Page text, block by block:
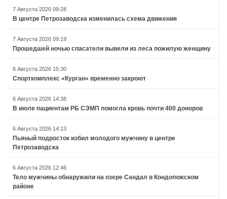
7 Августа 2026 09:28
В центре Петрозаводска изменилась схема движения
7 Августа 2026 09:19
Прошедшей ночью спасатели вывели из леса пожилую женщину
6 Августа 2026 15:30
Спорткомплекс «Курган» временно закроют
6 Августа 2026 14:38
В июле пациентам РБ СЭМП помогла кровь почти 400 доноров
6 Августа 2026 14:13
Пьяный подросток избил молодого мужчину в центре
Петрозаводска
6 Августа 2026 12:46
Тело мужчины обнаружили на озере Сандал в Кондопожском
районе